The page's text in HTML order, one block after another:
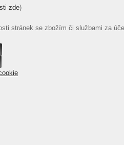
zde)
stránek se zbožím či službami za